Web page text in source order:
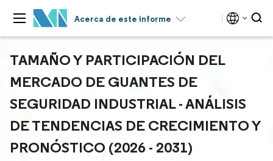
Acerca de este informe
TAMAÑO Y PARTICIPACIÓN DEL
MERCADO DE GUANTES DE
SEGURIDAD INDUSTRIAL - ANÁLISIS
DE TENDENCIAS DE CRECIMIENTO Y
PRONÓSTICO (2026 - 2031)